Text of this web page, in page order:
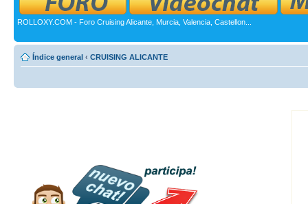
ROLLOXY.COM - Foro Cruising Alicante, Murcia, Valencia, Castellon...
Índice general ‹ CRUISING ALICANTE